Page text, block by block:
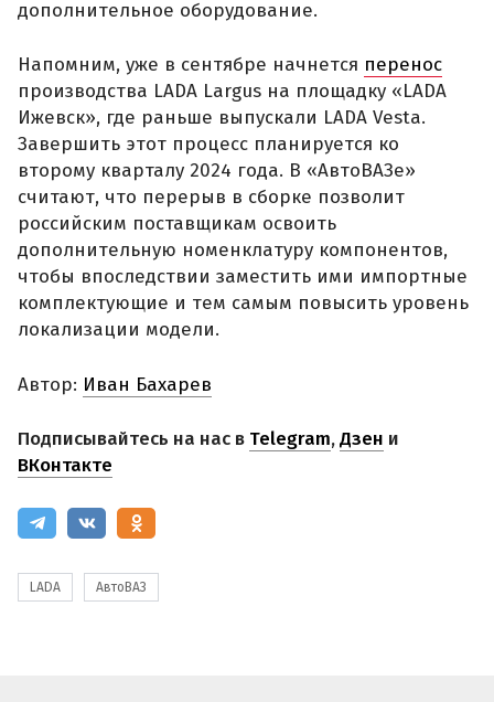
дополнительное оборудование.
Напомним, уже в сентябре начнется перенос
производства LADA Largus на площадку «LADA
Ижевск», где раньше выпускали LADA Vesta.
Завершить этот процесс планируется ко
второму кварталу 2024 года. В «АвтоВАЗе»
считают, что перерыв в сборке позволит
российским поставщикам освоить
дополнительную номенклатуру компонентов,
чтобы впоследствии заместить ими импортные
комплектующие и тем самым повысить уровень
локализации модели.
Автор: Иван Бахарев
Подписывайтесь на нас в Telegram,Дзен и
ВКонтакте
LADA АвтоВАЗ